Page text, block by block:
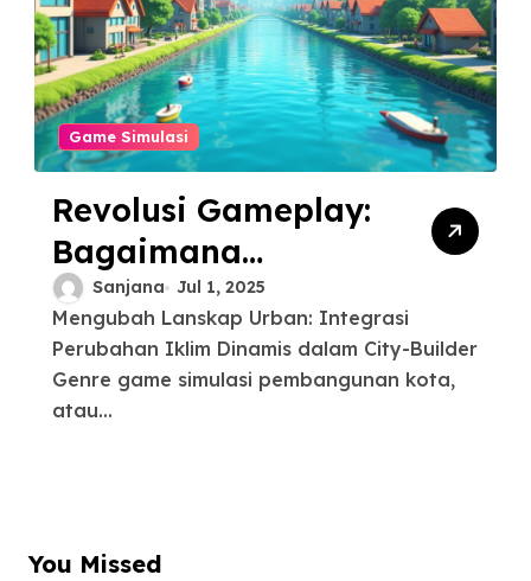
Game Simulasi
Revolusi Gameplay:
Bagaimana
Perubahan Iklim
Mengubah Game
Simulasi
Manajemen Kota
Sanjana Jul 1, 2025
Mengubah Lanskap Urban: Integrasi
Perubahan Iklim Dinamis dalam City-Builder
Genre game simulasi pembangunan kota,
atau...
You Missed